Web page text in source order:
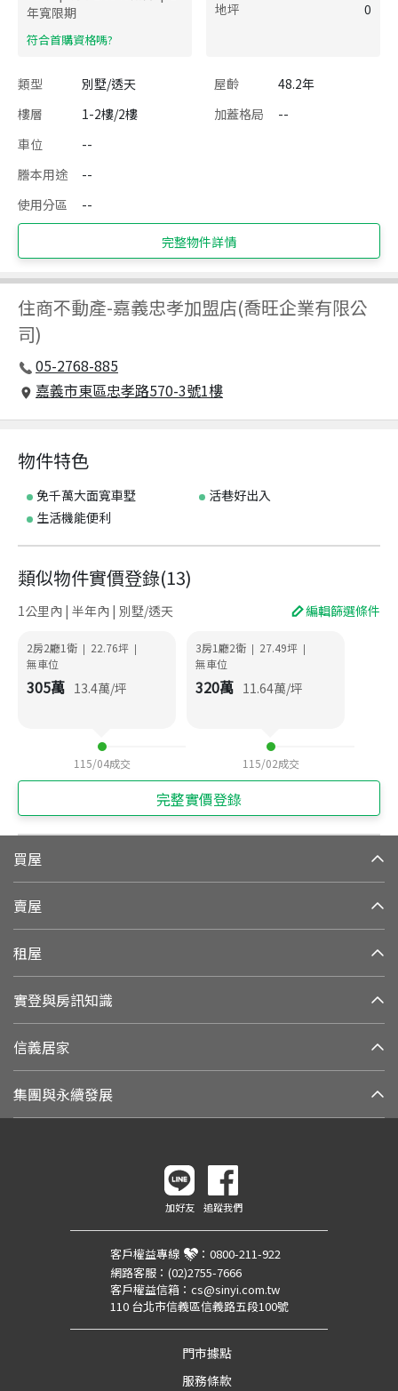
年寬限期
​符合首購資格嗎?
地坪
0
類型 別墅/透天 屋齡
48.2年
樓層
1-2樓/2樓 加蓋格局
--
車位
--
謄本用途
--
使用分區
--
完整物件詳情
住商不動產-嘉義忠孝加盟店(喬旺企業有限公
司)
05-2768-885
嘉義市東區忠孝路570-3號1樓
物件特色
免千萬大面寬車墅
活巷好出入
生活機能便利
類似物件實價登錄(13)
1公里內 | 半年內 | 別墅/透天 編輯篩選條件
2房2廳1衛 | 22.76坪 |
無車位
305萬 13.4萬/坪
115/04成交
3房1廳2衛 | 27.49坪 |
無車位
320萬 11.64萬/坪
115/02成交
完整實價登錄
買屋
賣屋
租屋
實登與房訊知識
信義居家
集團與永續發展
加好友 追蹤我們
客戶權益專線 ： 0800-211-922
網路客服： (02)2755-7666
客戶權益信箱： cs@sinyi.com.tw
110 台北市信義區信義路五段100號
門市據點
服務條款